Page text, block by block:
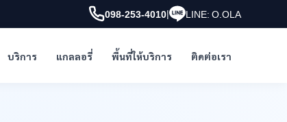
098-253-4010| LINE: O.OLA
บริการ แกลลอรี่ พื้นที่ให้บริการ ติดต่อเรา